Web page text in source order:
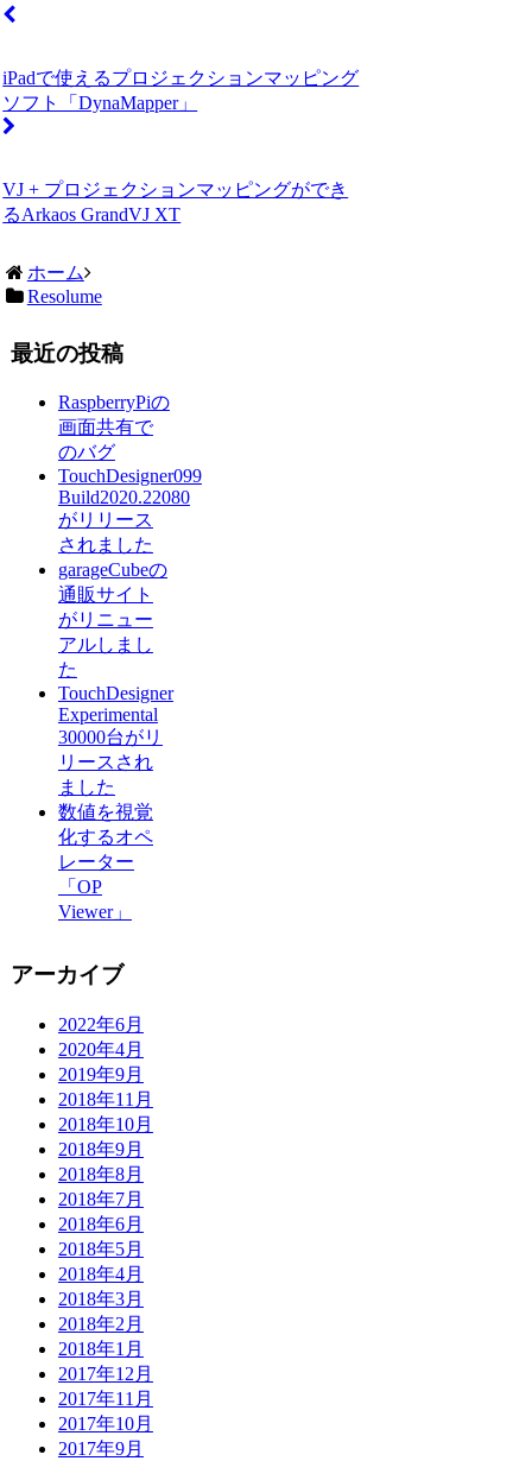
iPadで使えるプロジェクションマッピング
ソフト「DynaMapper」
VJ + プロジェクションマッピングができ
るArkaos GrandVJ XT
ホーム
Resolume
最近の投稿
RaspberryPiの
画面共有で
のバグ
TouchDesigner099
Build2020.22080
がリリース
されました
garageCubeの
通販サイト
がリニュー
アルしまし
た
TouchDesigner
Experimental
30000台がリ
リースされ
ました
数値を視覚
化するオペ
レーター
「OP
Viewer」
アーカイブ
2022年6月
2020年4月
2019年9月
2018年11月
2018年10月
2018年9月
2018年8月
2018年7月
2018年6月
2018年5月
2018年4月
2018年3月
2018年2月
2018年1月
2017年12月
2017年11月
2017年10月
2017年9月